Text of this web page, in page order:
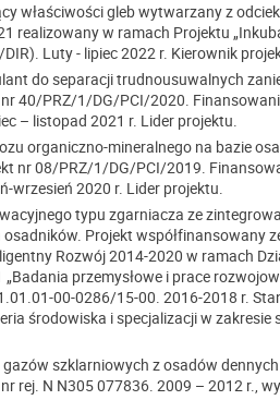
właściwości gleb wytwarzany z
realizowany w ramach Projektu
Luty - lipiec 2022 r. Kierownik
do separacji trudnousuwalnych
40/PRZ/1/DG/PCI/2020.
– listopad 2021 r. Lider projektu.
organiczno-mineralnego na bazie
nr 08/PRZ/1/DG/PCI/2019.
wrzesień 2020 r. Lider projektu.
typu zgarniacza ze
Projekt współfinansowany
Rozwój 2014-2020 w ramach
„Badania przemysłowe i prace
00-0286/15-00. 2016-2018 r.
środowiska i specjalizacji w
szklarniowych z osadów
rej. N N305 077836. 2009 – 2012 r.,